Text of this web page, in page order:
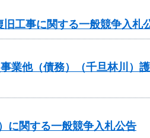
工事に関する一般競争入札
業他（債務）（千旦林川）
に関する一般競争入札公告